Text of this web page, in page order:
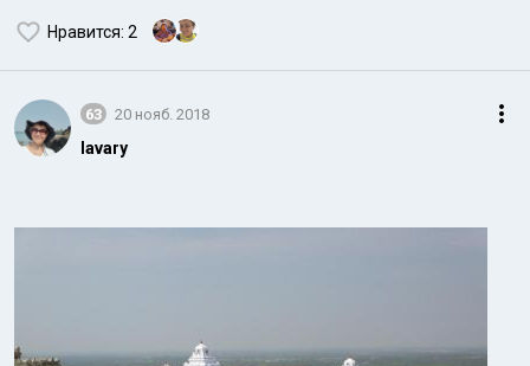
Нравится: 2
63 20 нояб. 2018
lavary